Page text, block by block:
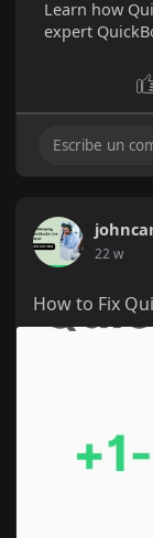
Learn how
expert
22 w
How to Fix